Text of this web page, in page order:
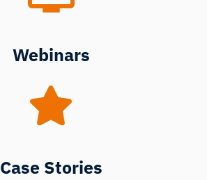
Webinars
Case Stories